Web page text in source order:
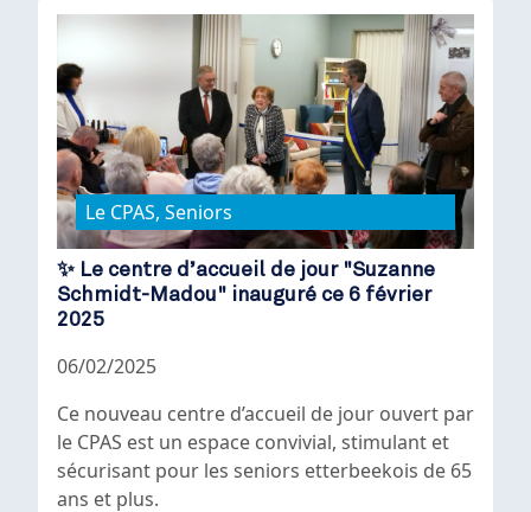
Le CPAS, Seniors
✨ Le centre d’accueil de jour "Suzanne
Schmidt-Madou" inauguré ce 6 février
2025
06/02/2025
Ce nouveau centre d’accueil de jour ouvert par
le CPAS est un espace convivial, stimulant et
sécurisant pour les seniors etterbeekois de 65
ans et plus.